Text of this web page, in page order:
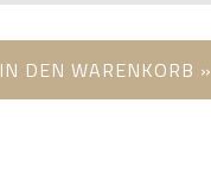
IN DEN WARENKORB »